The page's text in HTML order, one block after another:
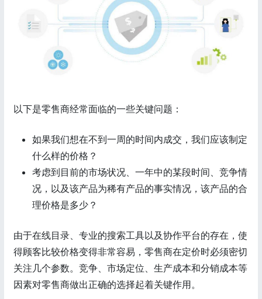
以下是零售商经常面临的一些关键问题：
如果我们想在不到一周的时间内成交，我们应该制定
什么样的价格？
考虑到目前的市场状况、一年中的某段时间、竞争情
况，以及该产品为稀有产品的事实情况，该产品的合
理价格是多少？
由于在线目录、专业的搜索工具以及协作平台的存在，使
得顾客比较价格变得非常容易，零售商在定价时必须密切
关注几个参数。竞争、市场定位、生产成本和分销成本等
因素对零售商做出正确的选择起着关键作用。